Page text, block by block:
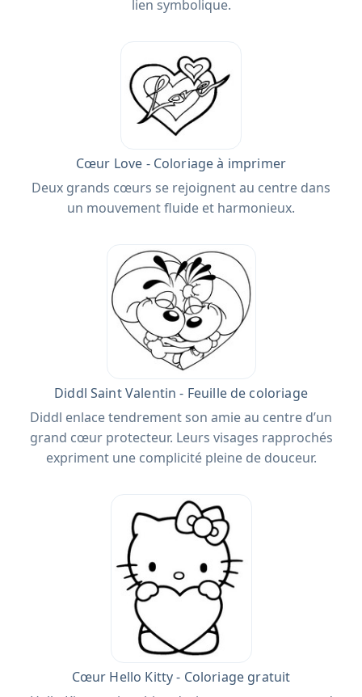
lien symbolique.
Cœur Love - Coloriage à imprimer
Deux grands cœurs se rejoignent au centre dans
un mouvement fluide et harmonieux.
Diddl Saint Valentin - Feuille de coloriage
Diddl enlace tendrement son amie au centre d’un
grand cœur protecteur. Leurs visages rapprochés
expriment une complicité pleine de douceur.
Cœur Hello Kitty - Coloriage gratuit